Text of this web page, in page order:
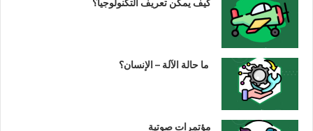
كيف يمكن تعريف التكنولوجيا؟
ما حالة الآلة – الإنسان؟
مؤتمرات صوتية